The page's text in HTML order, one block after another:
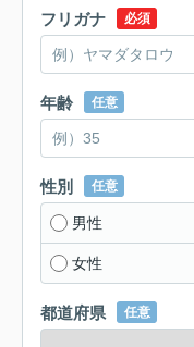
フリガナ 必須
年齢 任意
性別 任意
男性
女性
都道府県 任意